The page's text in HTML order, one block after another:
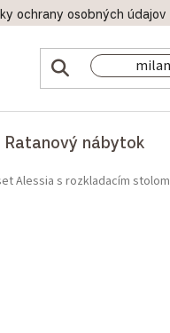
ochrany osobných údajov
Ratanový nábytok
Alessia s rozkladacím stolom